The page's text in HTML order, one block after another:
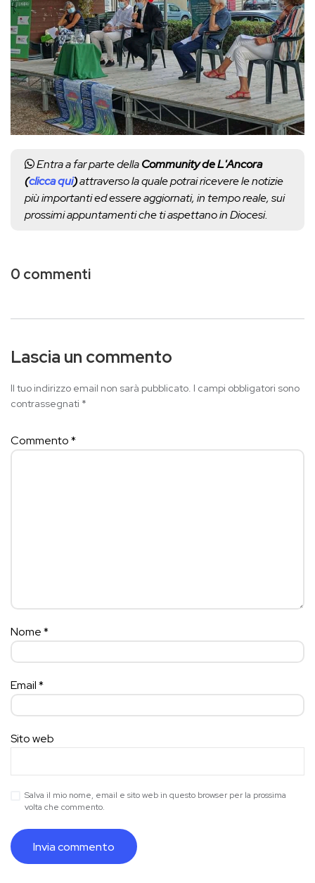
Entra a far parte dellaCommunity de L'Ancora
(clicca qui)attraverso la quale potrai ricevere le notizie
più importanti ed essere aggiornati, in tempo reale, sui
prossimi appuntamenti che ti aspettano in Diocesi.
0 commenti
Lascia un commento
Il tuo indirizzo email non sarà pubblicato. I campi obbligatori sono
contrassegnati *
Commento*
Nome*
Email*
Sito web
Salva il mio nome, email e sito web in questo browser per la prossima
volta che commento.